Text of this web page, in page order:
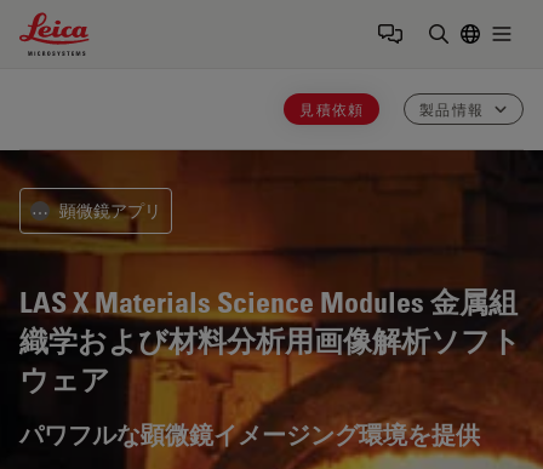
Leica Microsystems Logo
見積依頼 製品情報
⋯ 顕微鏡アプリ
LAS X Materials Science Modules 金属組
織学および材料分析用画像解析ソフト
ウェア
パワフルな顕微鏡イメージング環境を提供